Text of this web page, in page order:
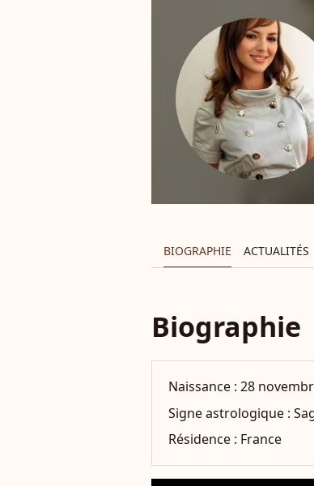
BIOGRAPHIE ACTUALITÉS
Biographie
Naissance :28
Signe astrologique :
Résidence : France